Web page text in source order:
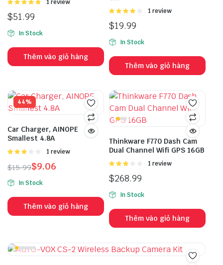
Được
5.005 sao
1 review
$51.99
In Stock
Thêm vào giỏ hàng
Được
4.005
1 review
$19.99
In Stock
Thêm vào giỏ hàng
44%
Car Charger, AINOPE
Smallest 4.8A
Được
hạng
sao
1 review
$15.99$9.06
In Stock
Thêm vào giỏ hàng
Thinkware F770 Dash Cam
Dual Channel Wifi GPS 16GB
Được
hạng
sao
1 review
$268.99
In Stock
Thêm vào giỏ hàng